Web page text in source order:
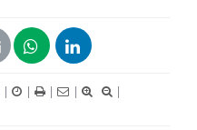
| | | |
|